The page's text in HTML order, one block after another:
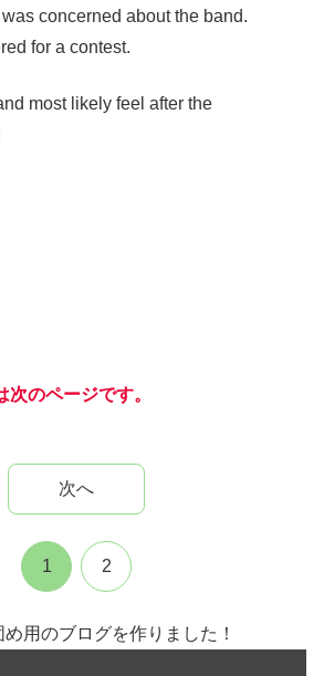
concerned about the band.
for a contest.
most likely feel after the
のページです。
次へ
1 2
用のブログを作りました！